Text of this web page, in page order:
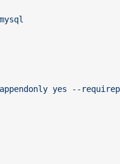
yes --